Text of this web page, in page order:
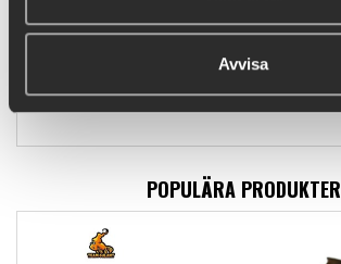
Avvisa
59 kr
POPULÄRA PRODUKTER